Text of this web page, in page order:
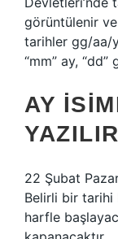
görüntülenir
tarihler gg/aa/
“mm” ay, “dd”
AY
22 Şubat
Belirli bir tarihi
harfle